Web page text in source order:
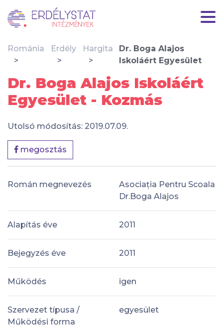
Románia Erdély Hargita
Dr. Boga Alajos
Iskoláért Egyesület
Dr. Boga Alajos Iskoláért
Egyesület - Kozmás
Utolsó módosítás: 2019.07.09.
megosztás
Román megnevezés
Asociația Pentru Scoala
Dr.Boga Alajos
Alapítás éve 2011
Bejegyzés éve 2011
Működés igen
Szervezet típusa /
Működési forma
egyesület